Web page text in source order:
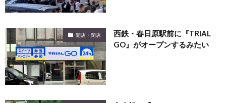
開店・閉店
西鉄・春日原駅前に『TRIAL
GO』がオープンするみたい